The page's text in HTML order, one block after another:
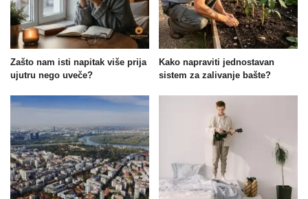
Zašto nam isti napitak više prija
ujutru nego uveče?
Kako napraviti jednostavan
sistem za zalivanje bašte?